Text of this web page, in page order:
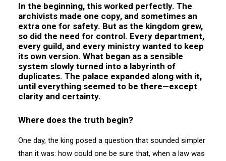
In the beginning, this worked perfectly. The
archivists made one copy, and sometimes an
extra one for safety. But as the kingdom grew,
so did the need for control. Every department,
every guild, and every ministry wanted to keep
its own version. What began as a sensible
system slowly turned into a labyrinth of
duplicates. The palace expanded along with it,
until everything seemed to be there—except
clarity and certainty.
Where does the truth begin?
One day, the king posed a question that sounded simpler
than it was: how could one be sure that, when a law was